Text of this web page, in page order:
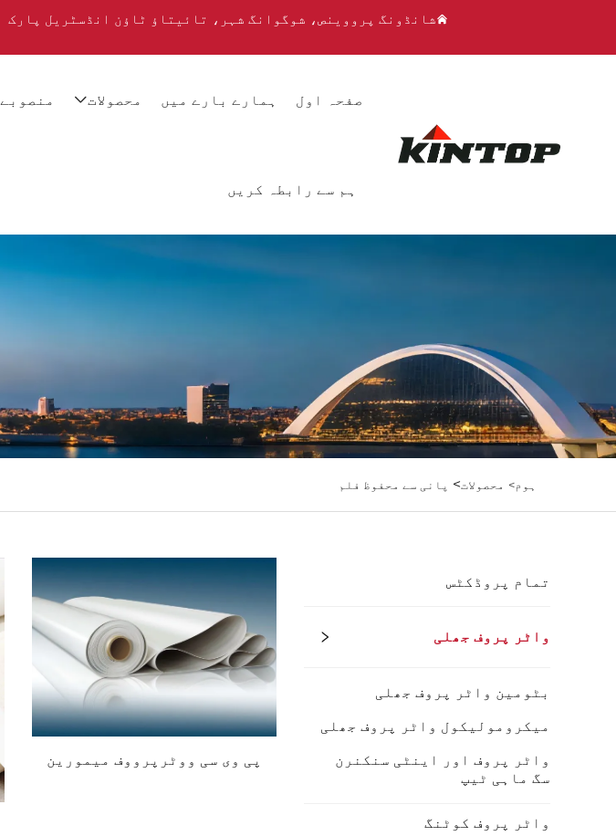
شانڈونگ پرووینص، شوگوانگ شہر، تائیتاؤ ٹاؤن انڈسٹریل پارک
صفحہ اول ہمارے بارے میں محصولات منصوبے
ہم سے رابطہ کریں
ہوم> محصولات> پانی سے محفوظ فلم
تمام پروڈکٹس
واٹر پروف جھلی
بٹومین واٹر پروف جھلی
میکرومولیکول واٹر پروف جھلی
واٹر پروف اور اینٹی سنکنرن
سگ ماہی ٹیپ
واٹر پروف کوٹنگ
پی وی سی ووٹرپرووف میمورین